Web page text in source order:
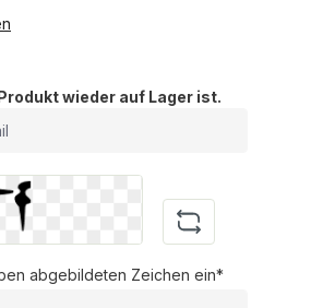
wieder auf Lager ist.
abgebildeten Zeichen ein*